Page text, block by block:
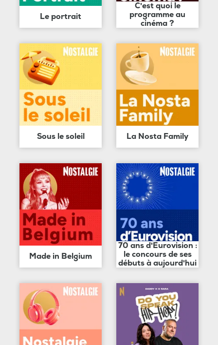
Le portrait
C'est quoi le
programme au
cinéma ?
Sous le soleil La Nosta Family
Made in Belgium
70 ans d'Eurovision :
le concours de ses
débuts à aujourd'hui